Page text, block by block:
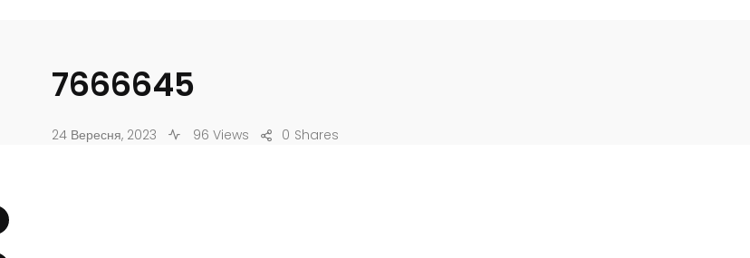
7666645
24 Вересня, 2023 96 Views Shares
0